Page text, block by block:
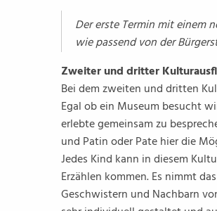
Der erste Termin mit einem
wie passend von der
Zweiter und dritter
Bei dem zweiten und dritten
Egal ob ein Museum besucht
erlebte gemeinsam zu
und Patin oder Pate hier die
Jedes Kind kann in diesem
Erzählen kommen. Es nimmt
Geschwistern und Nachbarn